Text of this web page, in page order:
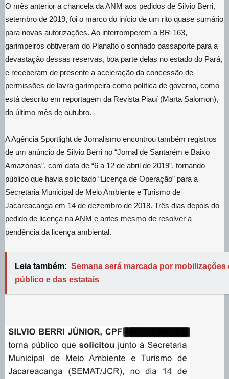
O mês anterior a chancela da ANM aos pedidos de Silvio Berri,
setembro de 2019, foi o marco do início de um rito quase sumário
para novas autorizações. Ao interromperem a BR-163,
garimpeiros obtiveram do Planalto o sonhado passaporte para a
devastação dessas reservas, boa parte delas no estado do Pará,
e receberam de presente a aceleração da concessão de
permissões de lavra garimpeira como política de governo, como
está descrito em reportagem da Revista Piauí (Marta Salomon),
do último mês de outubro.
A Agência Sportlight de Jornalismo encontrou também registros
de um anúncio de Silvio Berri no “Jornal de Santarém e Baixo
Amazonas”, com data de “6 a 12 de abril de 2019”, tornando
público que havia solicitado “Licença de Operação” para a
Secretaria Municipal de Meio Ambiente e Turismo de
Jacareacanga em 14 de dezembro de 2018. Três dias depois do
pedido de licença na ANM e antes mesmo de resolver a
pendência da licença ambiental.
Leia também: Semana será marcada por
público e das estatais